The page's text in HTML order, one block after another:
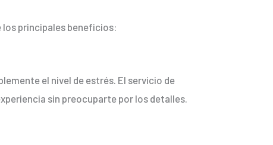
los principales beneficios:
el nivel de estrés. El servicio de
sin preocuparte por los detalles.